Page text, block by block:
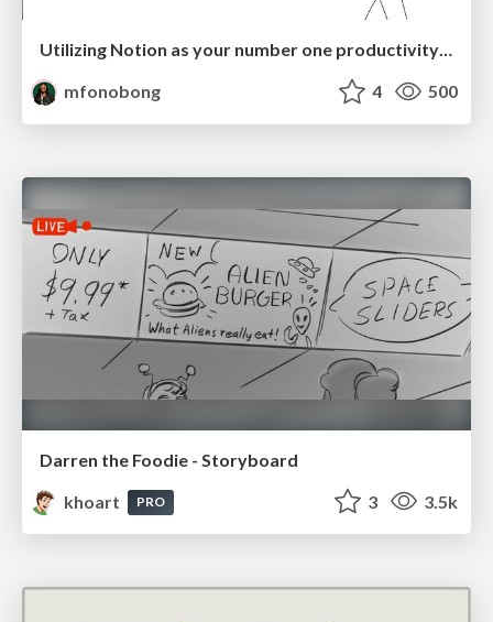
Utilizing Notion as your number one productivity tool
mfonobong
4 500
Darren the Foodie - Storyboard
khoart
PRO 3 3.5k